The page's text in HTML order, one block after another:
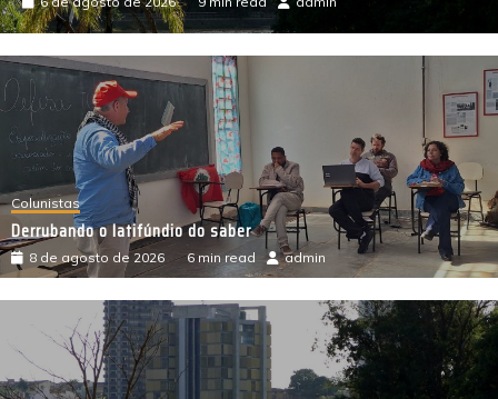
Colunistas
Derrubando o latifúndio do saber
8 de agosto de 2026 6 min read admin